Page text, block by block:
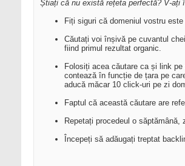
Știați că nu există rețeta perfectă? V-ați
Fiți siguri că domeniul vostru
Căutați voi înșivă pe cuvantul
fiind primul rezultat organic.
Folosiți acea căutare ca și link
contează în funcție de țara pe
aducă măcar 10 click-uri pe zi
Faptul că această căutare are
Repetați procedeul o săptămână,
Începeți să adăugați treptat